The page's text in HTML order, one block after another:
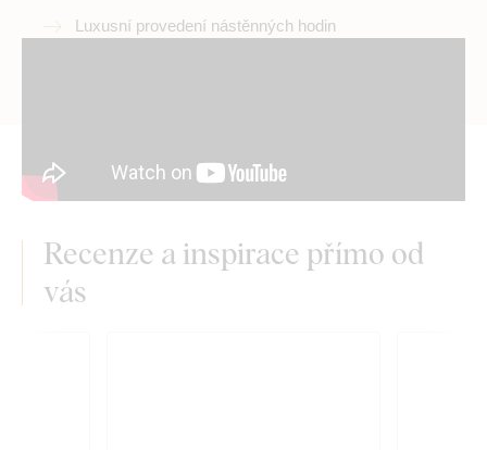
Luxusní provedení nástěnných hodin
Recenze a inspirace přímo od
vás